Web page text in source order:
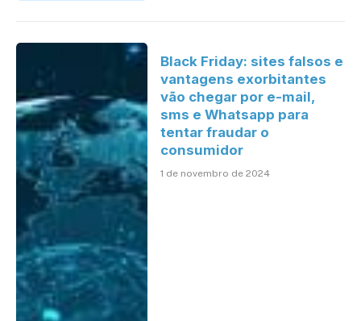
Black Friday: sites falsos e
vantagens exorbitantes
vão chegar por e-mail,
sms e Whatsapp para
tentar fraudar o
consumidor
1 de novembro de 2024